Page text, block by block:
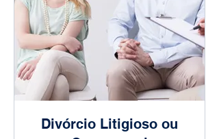
Divórcio Litigioso ou